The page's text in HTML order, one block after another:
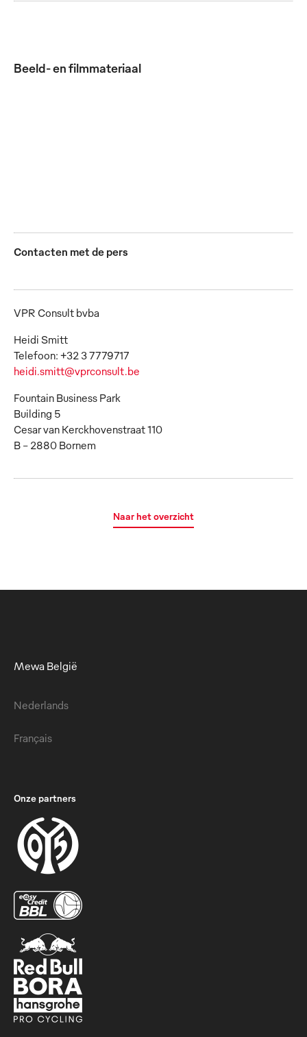
Beeld- en filmmateriaal
Contacten met de pers
VPR Consult bvba
Heidi Smitt
heidi.smitt@vprconsult.be
Fountain Business Park
Building 5
Cesar van Kerckhovenstraat 110
B – 2880 Bornem
Naar het overzicht
Mewa België
Nederlands
Français
Onze partners